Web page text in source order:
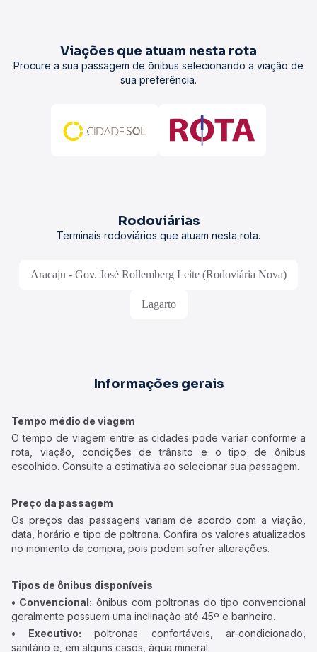
Viações que atuam nesta rota
Procure a sua passagem de ônibus selecionando a viação de
sua preferência.
Rodoviárias
Terminais rodoviários que atuam nesta rota.
Aracaju - Gov. José Rollemberg Leite (Rodoviária Nova)
Lagarto
Informações gerais
Tempo médio de viagem
O tempo de viagem entre as cidades pode variar conforme a
rota, viação, condições de trânsito e o tipo de ônibus
escolhido. Consulte a estimativa ao selecionar sua passagem.
Preço da passagem
Os preços das passagens variam de acordo com a viação,
data, horário e tipo de poltrona. Confira os valores atualizados
no momento da compra, pois podem sofrer alterações.
Tipos de ônibus disponíveis
• Convencional: ônibus com poltronas do tipo convencional
geralmente possuem uma inclinação até 45º e banheiro.
• Executivo: poltronas confortáveis, ar-condicionado,
sanitário e, em alguns casos, água mineral.